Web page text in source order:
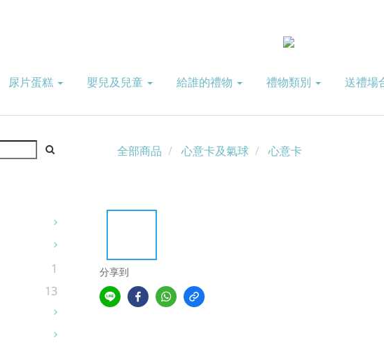
尿片蛋糕 嬰兒及兒童 給誰的禮物 禮物類別 送禮場
1
13
全部商品 心意卡及氣球 心意卡
分享到